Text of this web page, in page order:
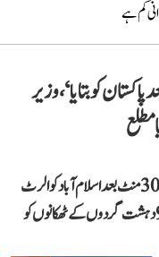
کم ہے
ہونے کے 30 منٹ بعد پاکستان کو بتایا‘، وزیر
مطلع
جے شنکر نے کہا کہ ’’آپریشن سندور شروع کرنے کے 30 منٹ بعد اسلام آباد کو الرٹ
کیا گیا۔ اس آپریشن میں پاکستان اور مقبوضہ کشمیر میں 9 دہشت گردوں کے ٹھکانوں کو